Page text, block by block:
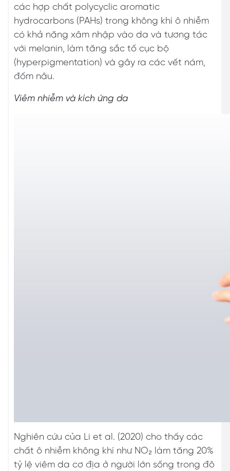
các hợp chất polycyclic aromatic
hydrocarbons (PAHs) trong không khí ô nhiễm
có khả năng xâm nhập vào da và tương tác
với melanin, làm tăng sắc tố cục bộ
(hyperpigmentation) và gây ra các vết nám,
đốm nâu.
Viêm nhiễm và kích ứng da
Nghiên cứu của Li et al. (2020) cho thấy các
chất ô nhiễm không khí như NO₂ làm tăng 20%
tỷ lệ viêm da cơ địa ở người lớn sống trong đô